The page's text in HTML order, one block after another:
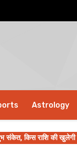
Astrology
संकेत, किस राशि की
वेंगा की भविष्यवाणी,